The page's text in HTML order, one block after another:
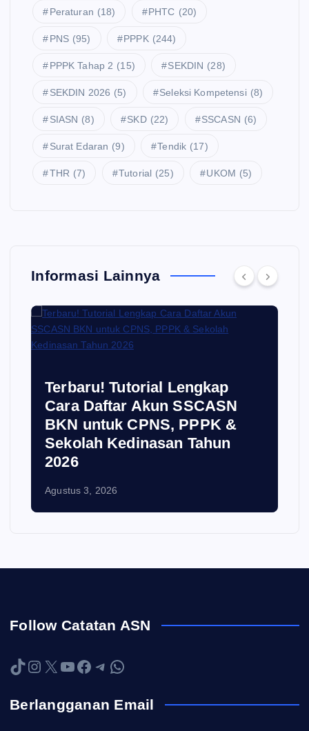
Peraturan (18) PHTC (20)
PNS (95) PPPK (244)
PPPK Tahap 2 (15) SEKDIN (28)
SEKDIN 2026 (5) Seleksi Kompetensi (8)
SIASN (8) SKD (22) SSCASN (6)
Surat Edaran (9) Tendik (17)
THR (7) Tutorial (25) UKOM (5)
Informasi Lainnya
Terbaru! Tutorial Lengkap
Cara Daftar Akun SSCASN
BKN untuk CPNS, PPPK &
Sekolah Kedinasan Tahun
2026
Agustus 3, 2026
Follow Catatan ASN
TikTok Instagram X YouTube Facebook Telegram WhatsApp
Berlangganan Email